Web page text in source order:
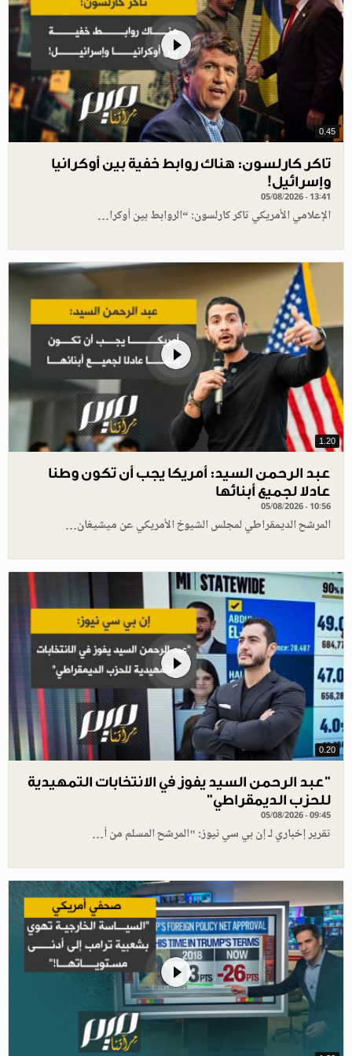
0.45
تاكر كارلسون: هناك روابط خفية بين أوكرانيا
وإسرائيل!
05/08/2026 - 13:41
الإعلامي الأمريكي تاكر كارلسون: “الروابط بين أوكرا…
1.20
عبد الرحمن السيد: أمريكا يجب أن تكون وطنا
عادلا لجميع أبنائها
05/08/2026 - 10:56
المرشح الديمقراطي لمجلس الشيوخ الأمريكي عن ميشيغان…
0.20
"عبد الرحمن السيد يفوز في الانتخابات التمهيدية
للحزب الديمقراطي"
05/08/2026 - 09:45
تقرير إخباري لـ إن بي سي نيوز: "المرشح المسلم من أ…